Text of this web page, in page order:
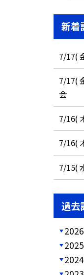
新着
7/17(
7/17(
会
7/16(
7/16(
7/15(
過去